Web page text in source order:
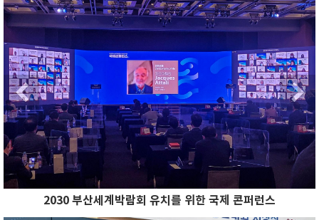
Previous
2030 부산세계박람회 유치를 위한 국제 콘퍼런스